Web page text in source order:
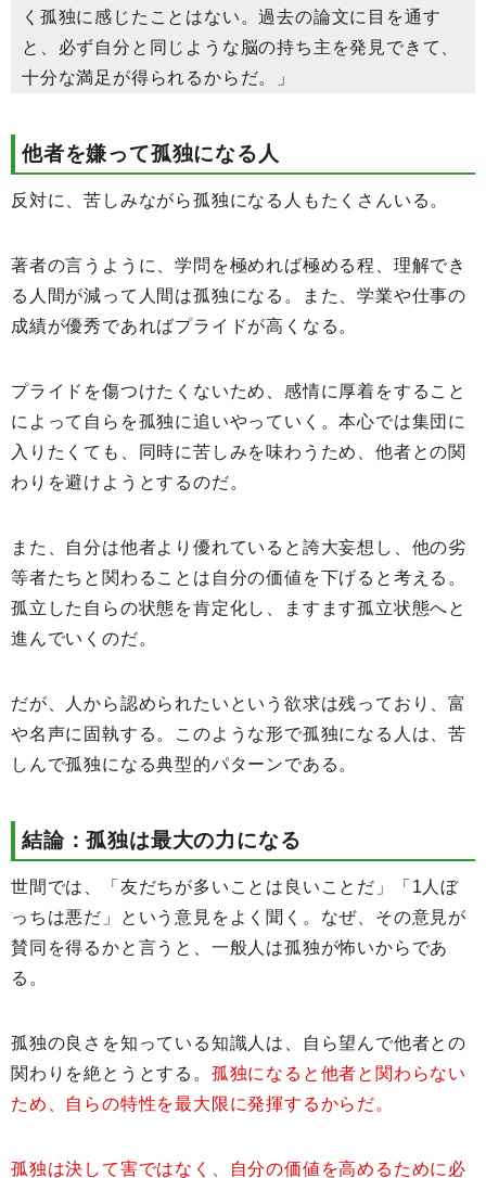
く孤独に感じたことはない。過去の論文に目を通す
と、必ず自分と同じような脳の持ち主を発見できて、
十分な満足が得られるからだ。」
他者を嫌って孤独になる人
反対に、苦しみながら孤独になる人もたくさんいる。
著者の言うように、学問を極めれば極める程、理解でき
る人間が減って人間は孤独になる。また、学業や仕事の
成績が優秀であればプライドが高くなる。
プライドを傷つけたくないため、感情に厚着をすること
によって自らを孤独に追いやっていく。本心では集団に
入りたくても、同時に苦しみを味わうため、他者との関
わりを避けようとするのだ。
また、自分は他者より優れていると誇大妄想し、他の劣
等者たちと関わることは自分の価値を下げると考える。
孤立した自らの状態を肯定化し、ますます孤立状態へと
進んでいくのだ。
だが、人から認められたいという欲求は残っており、富
や名声に固執する。このような形で孤独になる人は、苦
しんで孤独になる典型的パターンである。
結論：孤独は最大の力になる
世間では、「友だちが多いことは良いことだ」「1人ぼ
っちは悪だ」という意見をよく聞く。なぜ、その意見が
賛同を得るかと言うと、一般人は孤独が怖いからであ
る。
孤独の良さを知っている知識人は、自ら望んで他者との
関わりを絶とうとする。 孤独になると他者と関わらない
ため、自らの特性を最大限に発揮するからだ。
孤独は決して害ではなく、自分の価値を高めるために必